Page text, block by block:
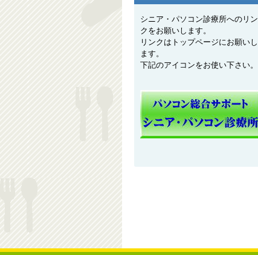
シニア・パソコン診療所へのリン
クをお願いします。
リンクはトップページにお願いし
ます。
下記のアイコンをお使い下さい。